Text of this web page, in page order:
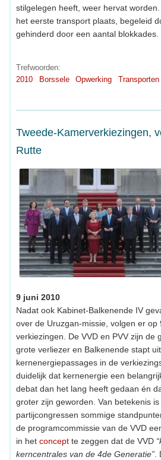
stilgelegen heeft, weer hervat
het eerste transport plaats, begeleid
gehinderd door een aantal blokkades.
Trefwoorden:
2010
Borssele Opwerking Transporten
Tweede-Kamerverkiezingen,
Rutte
9 juni 2010
Nadat ook Kabinet-Balkenende IV
over de Uruzgan-missie, volgen er op
verkiezingen. De VVD en PVV zijn de
grote verliezer en Balkenende stapt
kernenergiepassages in de
duidelijk dat kernenergie een
debat dan het lang heeft gedaan én
groter zijn geworden. Van betekenis
partijcongressen sommige
de programcommissie van de VVD
in het concept te zeggen dat de VVD
kerncentrales van de 4de Generatie”